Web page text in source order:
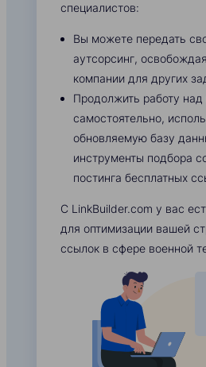
специалистов:
Вы можете передать
аутсорсинг,
компании для других
Продолжить работу над
самостоятельно,
обновляемую базу
инструменты подбора
постинга бесплатных
С LinkBuilder.com у вас
для оптимизации вашей
ссылок в сфере военной